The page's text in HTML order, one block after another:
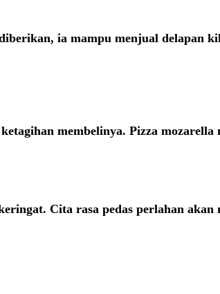
ia mampu menjual delapan
membelinya. Pizza
Cita rasa pedas perlahan